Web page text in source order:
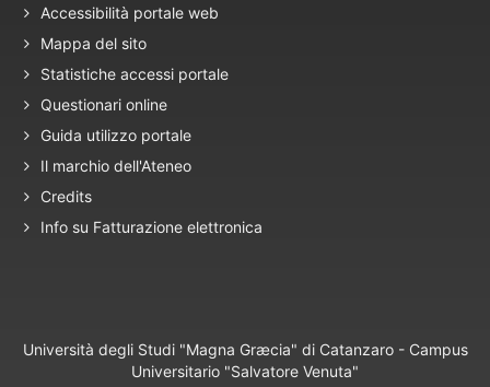
Accessibilità portale web
Mappa del sito
Statistiche accessi portale
Questionari online
Guida utilizzo portale
Il marchio dell'Ateneo
Credits
Info su Fatturazione elettronica
Università degli Studi "Magna Græcia" di Catanzaro - Campus
Universitario "Salvatore Venuta"